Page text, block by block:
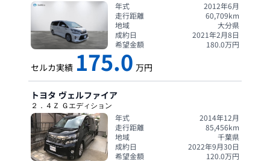
年式
2012年6月
走行距離
60,709km
地域
大分県
成約日
2021年2月8日
希望金額
180.0万円
セルカ実績 175.0 万円
トヨタ ヴェルファイア
２．４Ｚ Ｇエディション
年式
2014年12月
走行距離
85,456km
地域
千葉県
成約日
2022年9月30日
希望金額
120.0万円